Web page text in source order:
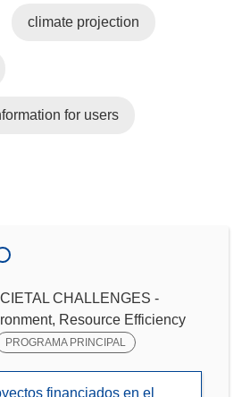
climate projection
for users
CHALLENGES -
Resource Efficiency
PROGRAMA PRINCIPAL
financiados en el